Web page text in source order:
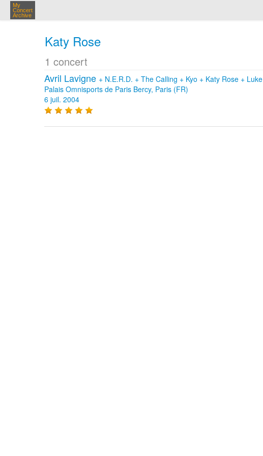
My
Concert
Archive
Katy Rose
1 concert
Avril Lavigne + N.E.R.D. + The Calling + Kyo + Katy Rose + Luke
Palais Omnisports de Paris Bercy, Paris (FR)
6 juil. 2004